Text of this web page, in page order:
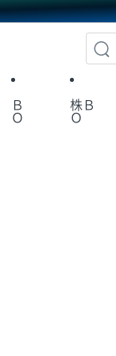
Ｂ
Ｏ
株Ｂ
Ｏ